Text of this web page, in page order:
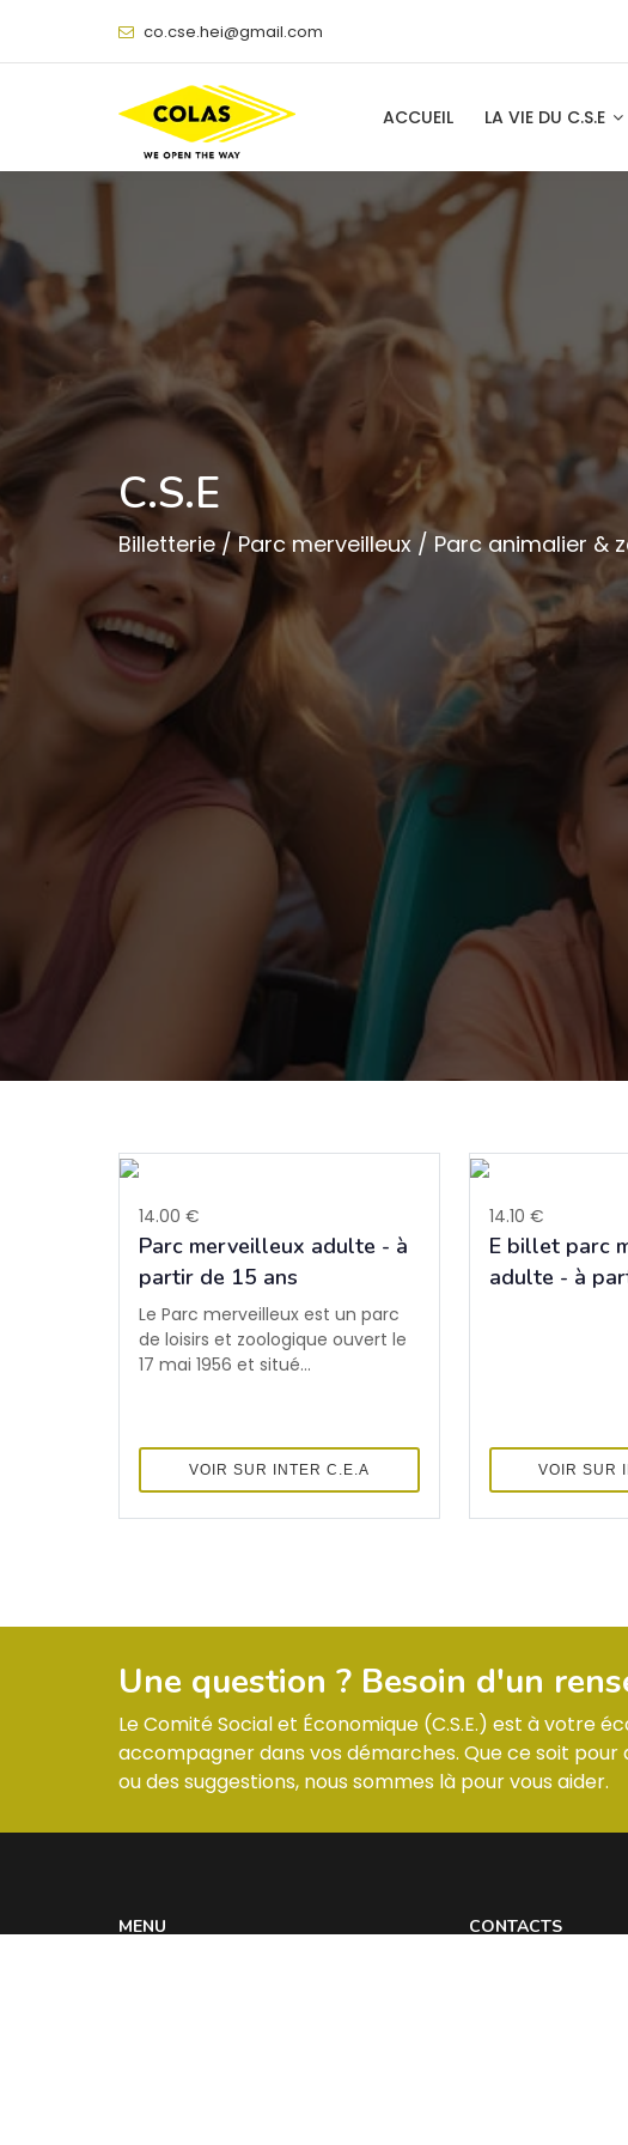
@
ACCUEIL LA VIE DU C.S.E
C.S.E
Billetterie / Parc merveilleux / Parc animalier &
14.00 €
Parc merveilleux adulte - à
partir de 15 ans
Le Parc merveilleux est un parc
de loisirs et zoologique ouvert le
17 mai 1956 et situé...
VOIR SUR INTER C.E.A
14.10 €
E billet parc
adulte - à
VOIR SUR
Une question ? Besoin d'un
Le Comité Social et Économique (C.S.E.) est à votre
accompagner dans vos démarches. Que ce soit
ou des suggestions, nous sommes là pour vous aider.
MENU CONTACTS